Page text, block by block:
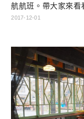
航航班。帶大家來看
線：仙台 (SDJ) ➤ 桃
在變 […]…
2017-12-01